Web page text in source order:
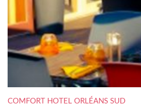
COMFORT HOTEL ORLÉANS SUD